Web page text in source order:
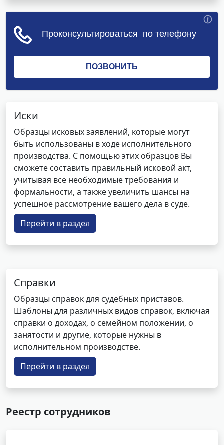
Иски
Образцы исковых заявлений, которые могут
быть использованы в ходе исполнительного
производства. С помощью этих образцов Вы
сможете составить правильный исковой акт,
учитывая все необходимые требования и
формальности, а также увеличить шансы на
успешное рассмотрение вашего дела в суде.
Перейти в раздел
Справки
Образцы справок для судебных приставов.
Шаблоны для различных видов справок, включая
справки о доходах, о семейном положении, о
занятости и другие, которые нужны в
исполнительном производстве.
Перейти в раздел
Реестр сотрудников